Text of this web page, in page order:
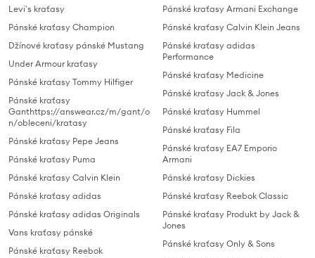
Levi's kraťasy
Pánské kraťasy Champion
Džínové kraťasy pánské Mustang
Under Armour kraťasy
Pánské kraťasy Tommy Hilfiger
Pánské kraťasy
Ganthttps://answear.cz/m/gant/o
n/obleceni/kratasy
Pánské kraťasy Pepe Jeans
Pánské kraťasy Puma
Pánské kraťasy Calvin Klein
Pánské kraťasy adidas
Pánské kraťasy adidas Originals
Vans kraťasy pánské
Pánské kraťasy Reebok
Pánské kraťasy Armani Exchange
Pánské kraťasy Calvin Klein Jeans
Pánské kraťasy adidas
Performance
Pánské kraťasy Medicine
Pánské kraťasy Jack & Jones
Pánské kraťasy Hummel
Pánské kraťasy Fila
Pánské kraťasy EA7 Emporio
Armani
Pánské kraťasy Dickies
Pánské kraťasy Reebok Classic
Pánské kraťasy Produkt by Jack &
Jones
Pánské kraťasy Only & Sons